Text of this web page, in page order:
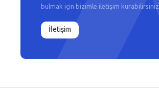
bulmak için bizimle iletişim kurabilirsiniz.
İletişim